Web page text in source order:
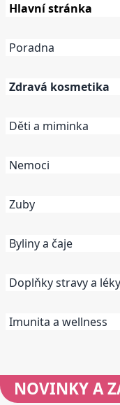
Hlavní stránka
Poradna
Zdravá kosmetika
Děti a miminka
Nemoci
Zuby
Byliny a čaje
Doplňky stravy a léky
Imunita a wellness
NOVINKYA